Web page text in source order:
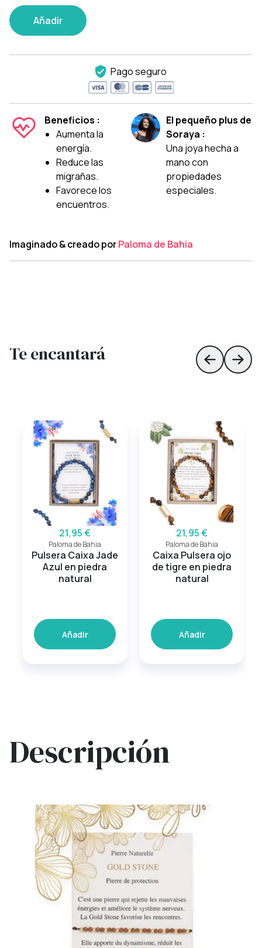
Añadir
Pago seguro
Beneficios :
Aumenta la
energía.
Reduce las
migrañas.
Favorece los
encuentros.
El pequeño plus de
Soraya :
Una joya hecha a
mano con
propiedades
especiales.
Imaginado & creado porPaloma de Bahia
Te encantará
Skip toSkip
21,95 €
Paloma de Bahia
Pulsera Caixa Jade
Azul en piedra
natural
Añadir
21,95 €
Paloma de Bahia
Caixa Pulsera ojo
de tigre en piedra
natural
Añadir
Descripción